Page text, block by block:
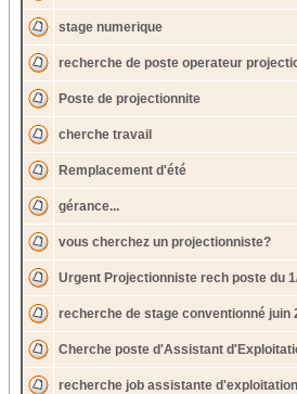
stage numerique
recherche de poste operateur
Poste de projectionnite
cherche travail
Remplacement d'été
gérance...
vous cherchez un projectionniste?
Urgent Projectionniste rech poste du
recherche de stage conventionné juin
Cherche poste d'Assistant
recherche job assistante